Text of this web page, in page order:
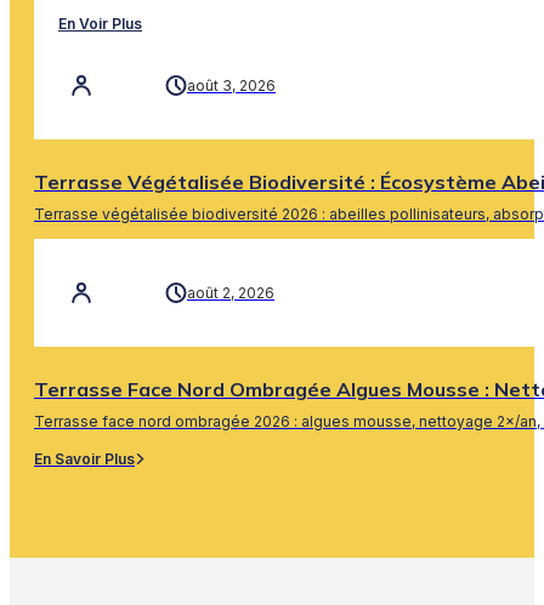
En Voir Plus
août 3, 2026
Terrasse Végétalisée Biodiversité : Écosystème
Terrasse végétalisée biodiversité 2026 : abeilles pollinisateurs,
août 2, 2026
Terrasse Face Nord Ombragée Algues Mousse :
Terrasse face nord ombragée 2026 : algues mousse, nettoyage 2×/
En Savoir Plus